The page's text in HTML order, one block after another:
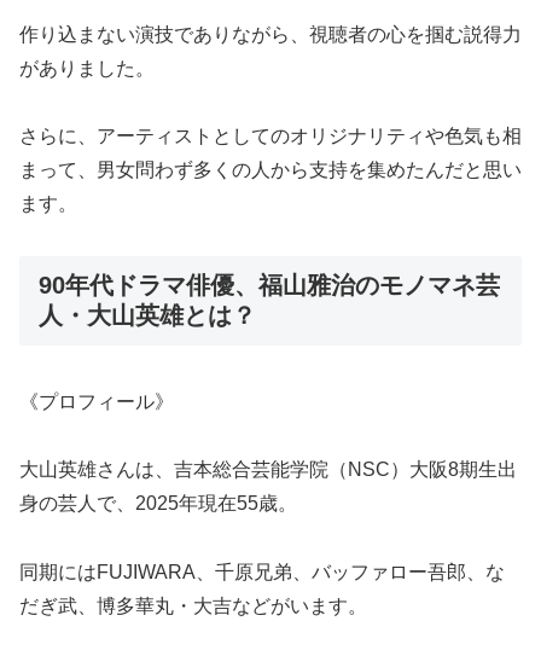
作り込まない演技でありながら、視聴者の心を掴む説得力
がありました。
さらに、アーティストとしてのオリジナリティや色気も相
まって、男女問わず多くの人から支持を集めたんだと思い
ます。
90年代ドラマ俳優、福山雅治のモノマネ芸
人・大山英雄とは？
《プロフィール》
大山英雄さんは、吉本総合芸能学院（NSC）大阪8期生出
身の芸人で、2025年現在55歳。
同期にはFUJIWARA、千原兄弟、バッファロー吾郎、な
だぎ武、博多華丸・大吉などがいます。